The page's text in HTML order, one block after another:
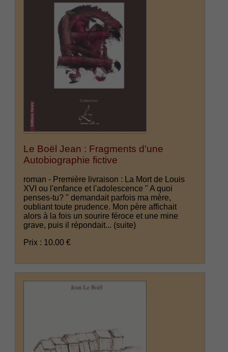
Le Boël Jean : Fragments d'une
Autobiographie fictive
roman - Première livraison : La Mort de Louis
XVI ou l'enfance et l'adolescence " A quoi
penses-tu? " demandait parfois ma mère,
oubliant toute prudence. Mon père affichait
alors à la fois un sourire féroce et une mine
grave, puis il répondait... (suite)
Prix : 10.00 €